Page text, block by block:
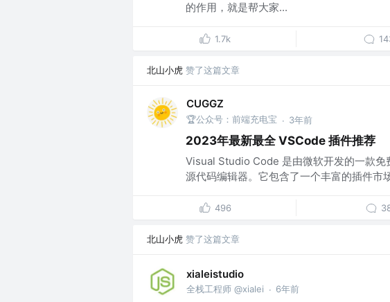
的作用，就是帮大家...
1.7k
北山小虎 赞了这篇文章
CUGGZ
🏆公众号：前端充电宝 · 3年前
2023年最新最全 VSCode 插件推荐
Visual Studio Code 是由微软开发的一款免
源代码编辑器。它包含了一个丰富的插件市
496
北山小虎 赞了这篇文章
xialeistudio
全栈工程师 @xialei · 6年前